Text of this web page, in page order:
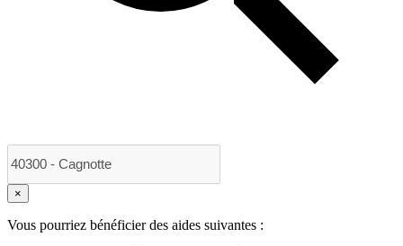
×
Vous pourriez bénéficier des aides suivantes :